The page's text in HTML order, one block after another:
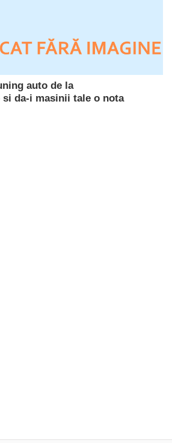
auto de la
da-i masinii tale o nota